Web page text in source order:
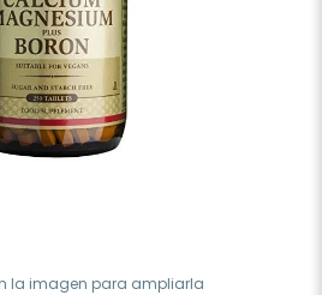
la imagen para ampliarla